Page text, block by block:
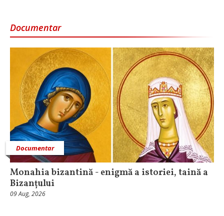
Documentar
Documentar
Monahia bizantină - enigmă a istoriei, taină a
Bizanțului
09 Aug, 2026